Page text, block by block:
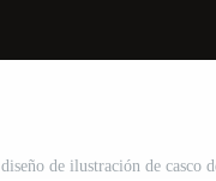
diseño de ilustración de casco